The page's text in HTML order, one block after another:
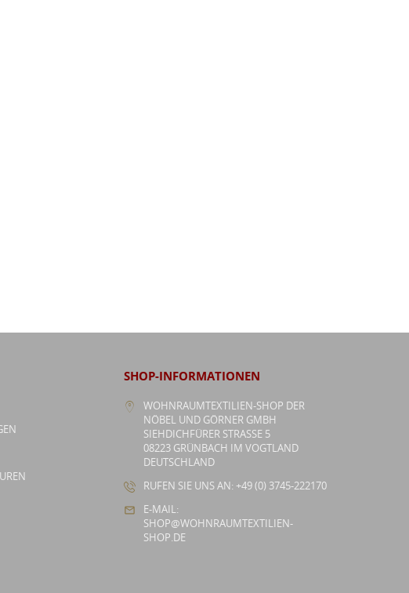
SHOP-INFORMATIONEN
WOHNRAUMTEXTILIEN-SHOP DER
NÖBEL UND GÖRNER GMBH
SIEHDICHFÜRER STRASSE 5
08223 GRÜNBACH IM VOGTLAND
DEUTSCHLAND
RUFEN SIE UNS AN: +49 (0) 3745-222170
E-MAIL:
SHOP@WOHNRAUMTEXTILIEN-
SHOP.DE